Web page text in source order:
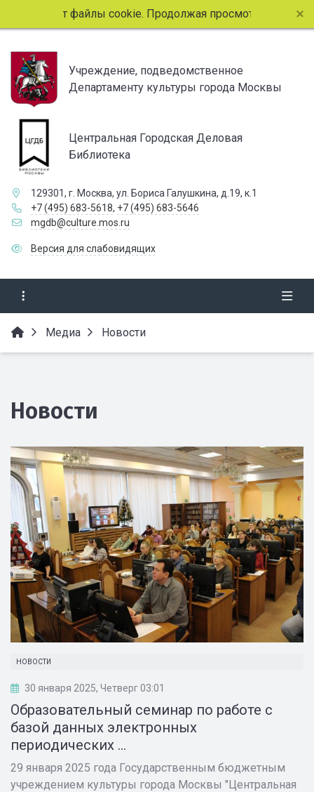
файлы cookie. Продолжая просмотр страниц
Учреждение, подведомственное
Департаменту культуры города Москвы
Центральная Городская Деловая
Библиотека
129301, г. Москва, ул. Бориса Галушкина, д.19, к.1
+7 (495) 683-5618, +7 (495) 683-5646
mgdb@culture.mos.ru
Версия для слабовидящих
Медиа Новости
Новости
НОВОСТИ
30 января 2025, Четверг 03:01
Образовательный семинар по работе с
базой данных электронных
периодических ...
29 января 2025 года Государственным бюджетным
учреждением культуры города Москвы "Центральная